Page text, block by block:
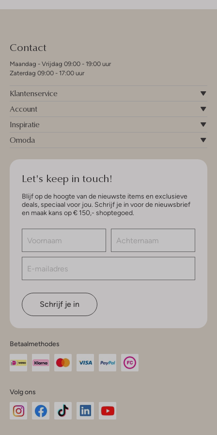
Contact
Maandag - Vrijdag 09:00 - 19:00 uur
Zaterdag 09:00 - 17:00 uur
Klantenservice
Account
Inspiratie
Omoda
Let's keep in touch!
Blijf op de hoogte van de nieuwste items en exclusieve
deals, speciaal voor jou. Schrijf je in voor de nieuwsbrief
en maak kans op € 150,- shoptegoed.
Schrijf je in
Betaalmethodes
Volg ons